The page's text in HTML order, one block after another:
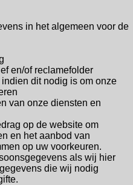
in het algemeen voor de
en/of reclamefolder
dit nodig is om onze
van onze diensten en
op de website om
en het aanbod van
op uw voorkeuren.
als wij hier
die wij nodig